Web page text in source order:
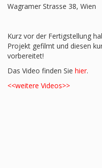
Wagramer Strasse 38, Wien
Kurz vor der Fertigstellung
Projekt gefilmt und diesen
vorbereitet!
Das Video finden Sie hier.
<<weitere Videos>>